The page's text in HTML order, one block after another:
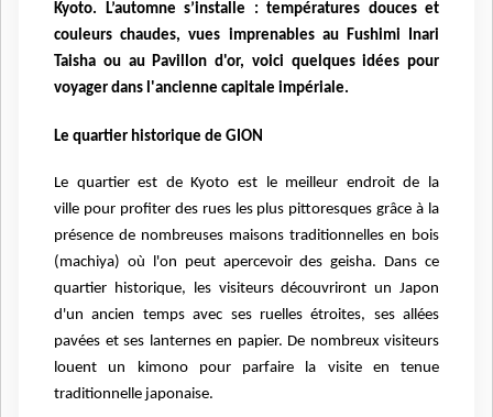
Kyoto. L’automne s’installe : températures douces et
couleurs chaudes, vues imprenables au Fushimi Inari
Taisha ou au Pavillon d'or, voici quelques idées pour
voyager dans l'ancienne capitale impériale.
Le quartier historique de GION
Le quartier est de Kyoto est le meilleur endroit de la
ville pour profiter des rues les plus pittoresques grâce à la
présence de nombreuses maisons traditionnelles en bois
(machiya) où l'on peut apercevoir des geisha. Dans ce
quartier historique, les visiteurs découvriront un Japon
d'un ancien temps avec ses ruelles étroites, ses allées
pavées et ses lanternes en papier. De nombreux visiteurs
louent un kimono pour parfaire la visite en tenue
traditionnelle japonaise.